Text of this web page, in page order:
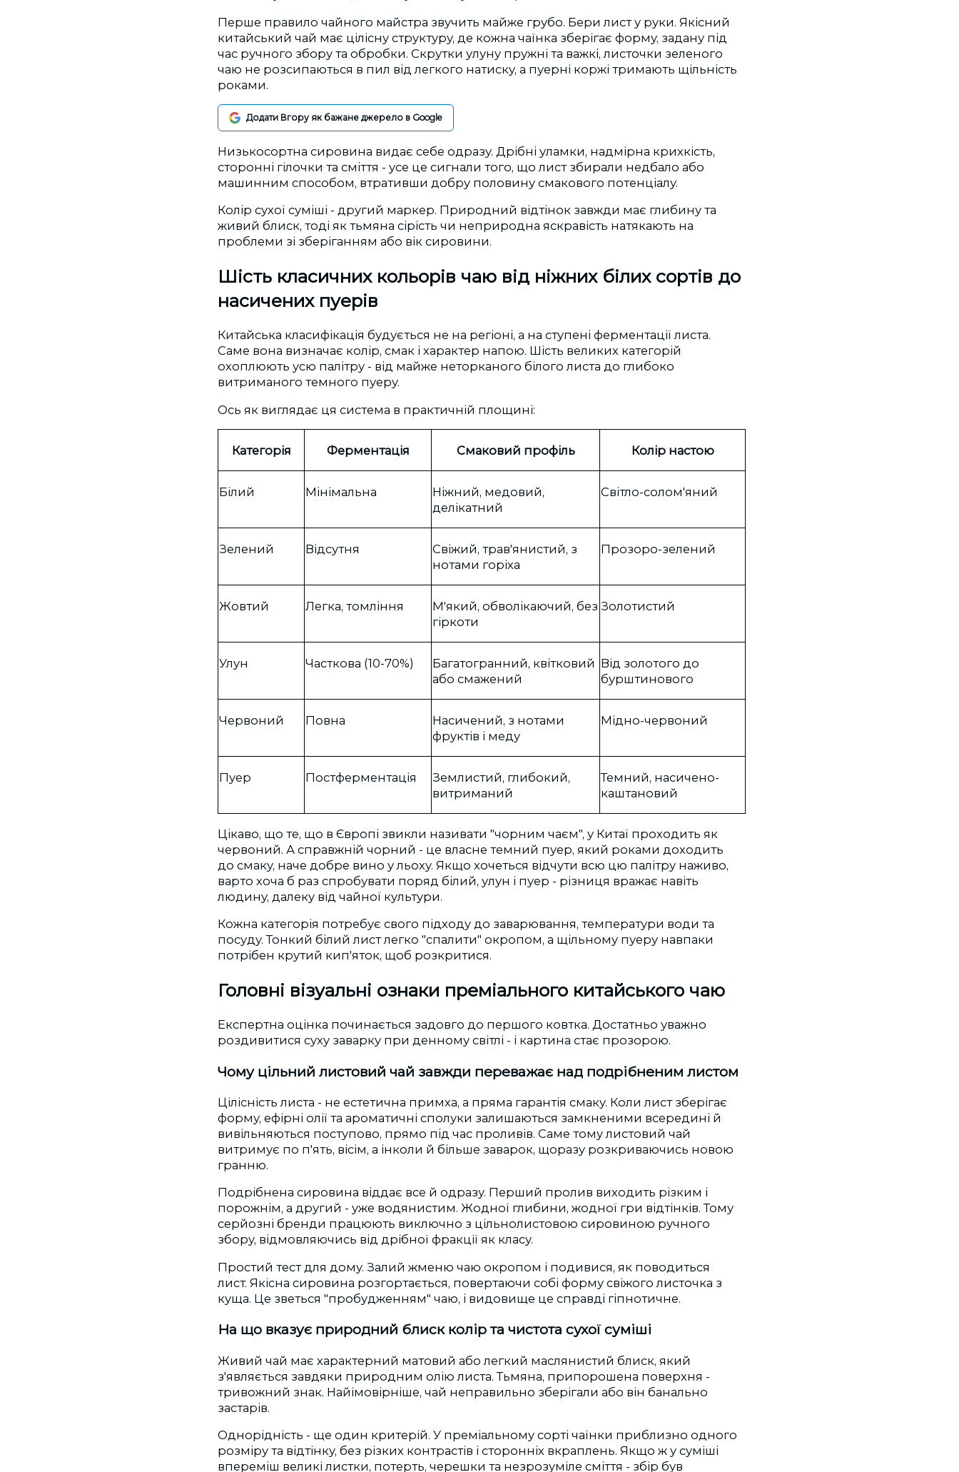
Перше правило чайного майстра звучить майже грубо. Бери лист у руки. Якісний
китайський чай має цілісну структуру, де кожна чаїнка зберігає форму, задану під
час ручного збору та обробки. Скрутки улуну пружні та важкі, листочки зеленого
чаю не розсипаються в пил від легкого натиску, а пуерні коржі тримають щільність
роками.
Додати Вгору як бажане джерело в Google
Низькосортна сировина видає себе одразу. Дрібні уламки, надмірна крихкість,
сторонні гілочки та сміття - усе це сигнали того, що лист збирали недбало або
машинним способом, втративши добру половину смакового потенціалу.
Колір сухої суміші - другий маркер. Природний відтінок завжди має глибину та
живий блиск, тоді як тьмяна сірість чи неприродна яскравість натякають на
проблеми зі зберіганням або вік сировини.
Шість класичних кольорів чаю від ніжних білих сортів до
насичених пуерів
Китайська класифікація будується не на регіоні, а на ступені ферментації листа.
Саме вона визначає колір, смак і характер напою. Шість великих категорій
охоплюють усю палітру - від майже неторканого білого листа до глибоко
витриманого темного пуеру.
Ось як виглядає ця система в практичній площині:
Категорія Ферментація Смаковий профіль Колір настою
Білий Мінімальна
Ніжний, медовий,
делікатний
Світло-солом'яний
Зелений Відсутня
Свіжий, трав'янистий, з
нотами горіха
Прозоро-зелений
Жовтий Легка, томління
М'який, обволікаючий, без
гіркоти
Золотистий
Улун Часткова (10-70%)
Багатогранний, квітковий
або смажений
Від золотого до
бурштинового
Червоний Повна
Насичений, з нотами
фруктів і меду
Мідно-червоний
Пуер Постферментація
Землистий, глибокий,
витриманий
Темний, насичено-
каштановий
Цікаво, що те, що в Європі звикли називати "чорним чаєм", у Китаї проходить як
червоний. А справжній чорний - це власне темний пуер, який роками доходить
до смаку, наче добре вино у льоху. Якщо хочеться відчути всю цю палітру наживо,
варто хоча б раз спробувати поряд білий, улун і пуер - різниця вражає навіть
людину, далеку від чайної культури.
Кожна категорія потребує свого підходу до заварювання, температури води та
посуду. Тонкий білий лист легко "спалити" окропом, а щільному пуеру навпаки
потрібен крутий кип'яток, щоб розкритися.
Головні візуальні ознаки преміального китайського чаю
Експертна оцінка починається задовго до першого ковтка. Достатньо уважно
роздивитися суху заварку при денному світлі - і картина стає прозорою.
Чому цільний листовий чай завжди переважає над подрібненим листом
Цілісність листа - не естетична примха, а пряма гарантія смаку. Коли лист зберігає
форму, ефірні олії та ароматичні сполуки залишаються замкненими всередині й
вивільняються поступово, прямо під час проливів. Саме тому листовий чай
витримує по п'ять, вісім, а інколи й більше заварок, щоразу розкриваючись новою
гранню.
Подрібнена сировина віддає все й одразу. Перший пролив виходить різким і
порожнім, а другий - уже водянистим. Жодної глибини, жодної гри відтінків. Тому
серйозні бренди працюють виключно з цільнолистовою сировиною ручного
збору, відмовляючись від дрібної фракції як класу.
Простий тест для дому. Залий жменю чаю окропом і подивися, як поводиться
лист. Якісна сировина розгортається, повертаючи собі форму свіжого листочка з
куща. Це зветься "пробудженням" чаю, і видовище це справді гіпнотичне.
На що вказує природний блиск колір та чистота сухої суміші
Живий чай має характерний матовий або легкий маслянистий блиск, який
з'являється завдяки природним олію листа. Тьмяна, припорошена поверхня -
тривожний знак. Найімовірніше, чай неправильно зберігали або він банально
застарів.
Однорідність - ще один критерій. У преміальному сорті чаїнки приблизно одного
розміру та відтінку, без різких контрастів і сторонніх вкраплень. Якщо ж у суміші
впереміш великі листки, потерть, черешки та незрозуміле сміття - збір був